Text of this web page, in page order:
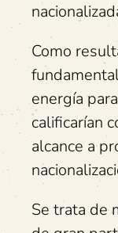
Como
energía
calificarían
alcance a
Se trata de